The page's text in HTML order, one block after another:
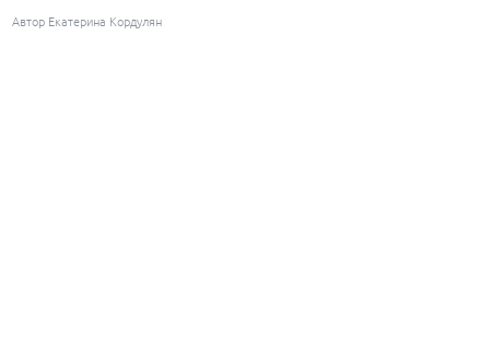
Автор Екатерина Кордулян